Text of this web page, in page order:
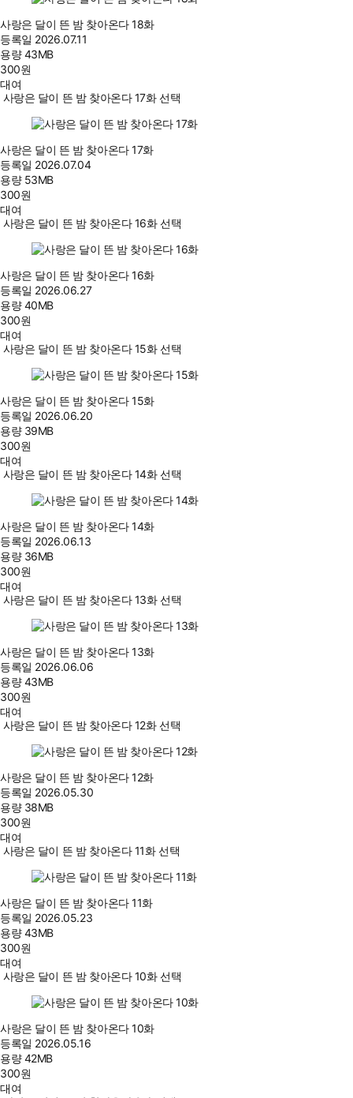
사랑은 달이 뜬 밤 찾아온다 18화
등록일 2026.07.11
용량43MB
300원
대여
사랑은 달이 뜬 밤 찾아온다 17화 선택
사랑은 달이 뜬 밤 찾아온다 17화
등록일 2026.07.04
용량 53MB
300원
대여
사랑은 달이 뜬 밤 찾아온다 16화 선택
사랑은 달이 뜬 밤 찾아온다 16화
등록일 2026.06.27
용량40MB
300원
대여
사랑은 달이 뜬 밤 찾아온다 15화 선택
사랑은 달이 뜬 밤 찾아온다 15화
등록일 2026.06.20
용량 39MB
300원
대여
사랑은 달이 뜬 밤 찾아온다 14화 선택
사랑은 달이 뜬 밤 찾아온다 14화
등록일 2026.06.13
용량 36MB
300원
대여
사랑은 달이 뜬 밤 찾아온다 13화 선택
사랑은 달이 뜬 밤 찾아온다 13화
등록일 2026.06.06
용량43MB
300원
대여
사랑은 달이 뜬 밤 찾아온다 12화 선택
사랑은 달이 뜬 밤 찾아온다 12화
등록일 2026.05.30
용량 38MB
300원
대여
사랑은 달이 뜬 밤 찾아온다 11화 선택
사랑은 달이 뜬 밤 찾아온다 11화
등록일 2026.05.23
용량43MB
300원
대여
사랑은 달이 뜬 밤 찾아온다 10화 선택
사랑은 달이 뜬 밤 찾아온다 10화
등록일 2026.05.16
용량42MB
300원
대여